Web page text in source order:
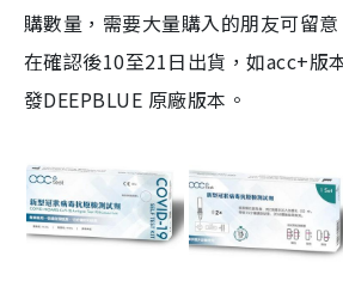
購數量，需要大量購入的朋友可留
在確認後10至21日出貨，如acc+版
發DEEPBLUE 原廠版本。